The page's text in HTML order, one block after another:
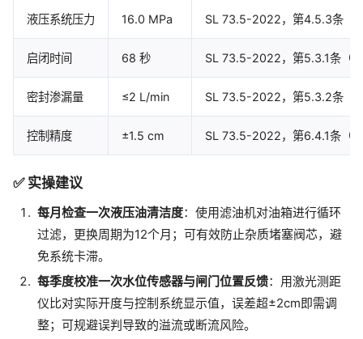
液压系统压力 16.0 MPa SL 73.5-2022，第4.5.3条（
启闭时间 68 秒 SL 73.5-2022，第5.3.1条（
密封渗漏量 ≤2 L/min SL 73.5-2022，第5.3.2条（
控制精度 ±1.5 cm SL 73.5-2022，第6.4.1条（
✅ 实操建议
每月检查一次液压油清洁度：使用滤油机对油箱进行循环
过滤，更换周期为12个月；可有效防止杂质堵塞阀芯，避
免系统卡滞。
每季度校准一次水位传感器与闸门位置反馈：用激光测距
仪比对实际开度与控制系统显示值，误差超±2cm即需调
整；可规避误判导致的溢流或断流风险。